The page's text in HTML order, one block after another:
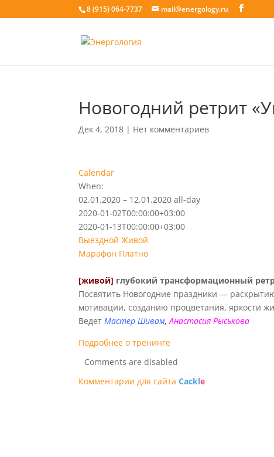
8 (915) 064-7737 mail@energology.ru
Новогодний ретрит
Дек 4, 2018 | Нет комментариев
Calendar
When:
02.01.2020 – 12.01.2020all-day
2020-01-02T00:00:00+03:00
2020-01-13T00:00:00+03:00
Выездной Живой
Марафон Платно
[живой] глубокий трансформационный
Посвятить Новогодние праздники —
мотивации, созданию процветания, яркости
ВедетМастер Шивам, Анастасия Рыськова
Подробнее о тренинге
Comments are disabled
Комментарии для сайтаCackle